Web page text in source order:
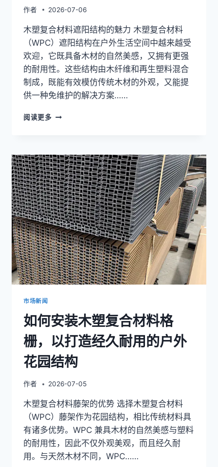
作者 2026-07-06
木塑复合材料遮阳结构的魅力 木塑复合材料
（WPC）遮阳结构在户外生活空间中越来越受
欢迎，它既具备木材的自然美感，又拥有更强
的耐用性。这些结构由木纤维和再生塑料混合
制成，既能有效模仿传统木材的外观，又能提
供一种免维护的解决方案……
阅读更多
材
料
遮
阳
结
构
的
维
护，
以
延
长
其
用
寿
命
市场新闻
如何安装木塑复合材料格
栅，以打造经久耐用的户外
花园结构
作者 2026-07-05
木塑复合材料藤架的优势 选择木塑复合材料
（WPC）藤架作为花园结构，相比传统材料具
有诸多优势。WPC 兼具木材的自然美感与塑料
的耐用性，因此不仅外观美观，而且经久耐
用。与天然木材不同，WPC……